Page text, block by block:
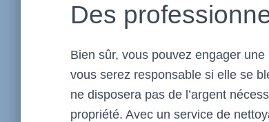
Des
Bien sûr, vous pouvez engager
vous serez responsable si elle se
ne disposera pas de l’argent
propriété. Avec un service de